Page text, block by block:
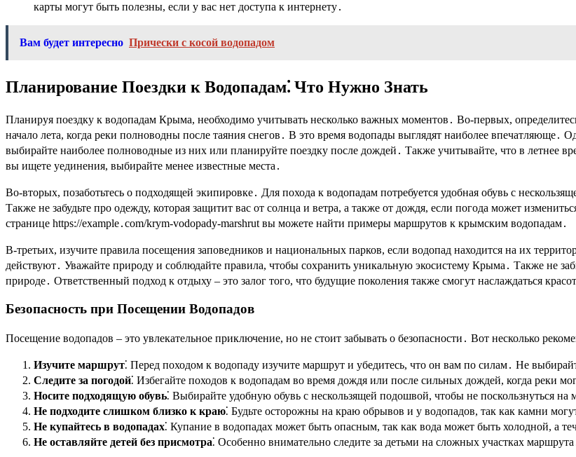
карты могут быть полезны, если у вас нет доступа к интернету․
Вам будет интересно Прически с косой водопадом
Планирование Поездки к Водопадам⁚ Что Нужно Знать
Планируя поездку к водопадам Крыма, необходимо учитывать несколько важных моментов․ Во-первых,
начало лета, когда реки полноводны после таяния снегов․ В это время водопады выглядят наиболее впечатляюще․
выбирайте наиболее полноводные из них или планируйте поездку после дождей․ Также учитывайте, что в летнее
вы ищете уединения, выбирайте менее известные места․
Во-вторых, позаботьтесь о подходящей экипировке․ Для похода к водопадам потребуется удобная обувь с
Также не забудьте про одежду, которая защитит вас от солнца и ветра, а также от дождя, если погода может
странице https://example․com/krym-vodopady-marshrut вы можете найти примеры маршрутов к крымским водопадам․
В-третьих, изучите правила посещения заповедников и национальных парков, если водопад находится на их
действуют․ Уважайте природу и соблюдайте правила, чтобы сохранить уникальную экосистему Крыма․ Также не
природе․ Ответственный подход к отдыху – это залог того, что будущие поколения также смогут наслаждаться
Безопасность при Посещении Водопадов
Посещение водопадов – это увлекательное приключение, но не стоит забывать о безопасности․ Вот несколько
Изучите маршрут⁚ Перед походом к водопаду изучите маршрут и убедитесь, что он вам по силам․ Не
Следите за погодой⁚ Избегайте походов к водопадам во время дождя или после сильных дождей, когда реки
Носите подходящую обувь⁚ Выбирайте удобную обувь с нескользящей подошвой, чтобы не поскользнуться на
Не подходите слишком близко к краю⁚ Будьте осторожны на краю обрывов и у водопадов, так как камни
Не купайтесь в водопадах⁚ Купание в водопадах может быть опасным, так как вода может быть холодной, а
Не оставляйте детей без присмотра⁚ Особенно внимательно следите за детьми на сложных участках